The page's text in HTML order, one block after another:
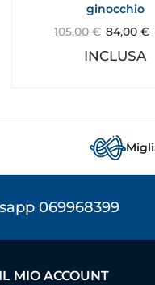
ginocchio
105,00€ 84,00 €
INCLUSA
069968399
IL MIO ACCOUNT